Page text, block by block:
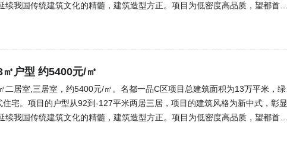
我国传统建筑文化的精髓，建筑造型方正。项目为低密度高品质，望都首家
房地产、建材、市政工程、商贸、消防等，现已成为一定规模的集团化公
户型 约5400元/㎡
居室,三居室，约5400元/㎡。名都一品C区项目总建筑面积为13万平米，绿
宅。项目的户型从92到-127平米两居三居，项目的建筑风格为新中式，彰显
我国传统建筑文化的精髓，建筑造型方正。项目为低密度高品质，望都首家
房地产、建材、市政工程、商贸、消防等，现已成为一定规模的集团化公